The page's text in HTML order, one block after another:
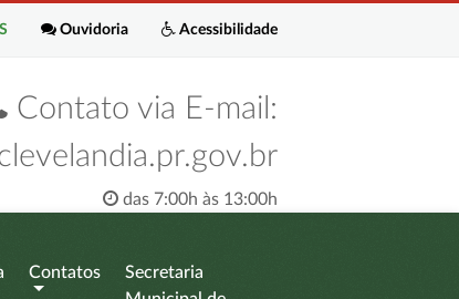
Acessibilidade
Ouvidoria
Contato via E-mail:
das 7:00h às 13:00h
Contatos
Secretaria